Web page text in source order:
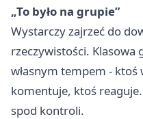
„To było na grupie”
Wystarczy zajrzeć do
rzeczywistości.
własnym tempem - ktoś
komentuje, ktoś
spod kontroli.